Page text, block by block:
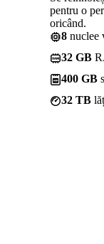
pentru o
oricând.
8 nuclee
32 GB
400 GB
32 TB